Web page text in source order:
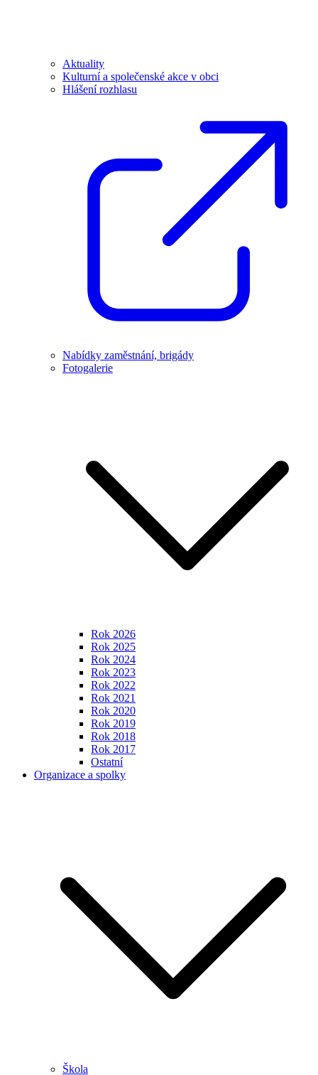
Aktuality
Kulturní a společenské akce v obci
Hlášení rozhlasu
Nabídky zaměstnání, brigády
Fotogalerie
Rok 2026
Rok 2025
Rok 2024
Rok 2023
Rok 2022
Rok 2021
Rok 2020
Rok 2019
Rok 2018
Rok 2017
Ostatní
Organizace a spolky
Škola